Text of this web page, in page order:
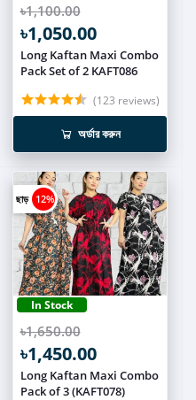
৳1,100.00
৳1,050.00
Long Kaftan Maxi Combo
Pack Set of 2 KAFT086
(123 reviews)
অর্ডার করুন
ছাড় 12%
In Stock
৳1,650.00
৳1,450.00
Long Kaftan Maxi Combo
Pack of 3 (KAFT078)